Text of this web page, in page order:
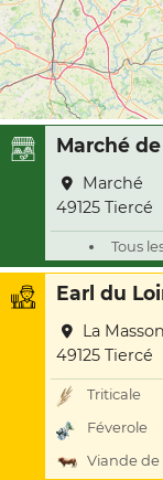
Marché
Marché
49125 Tiercé
Tous
Earl du
La
49125 Tiercé
Triticale
Féverole
Viande